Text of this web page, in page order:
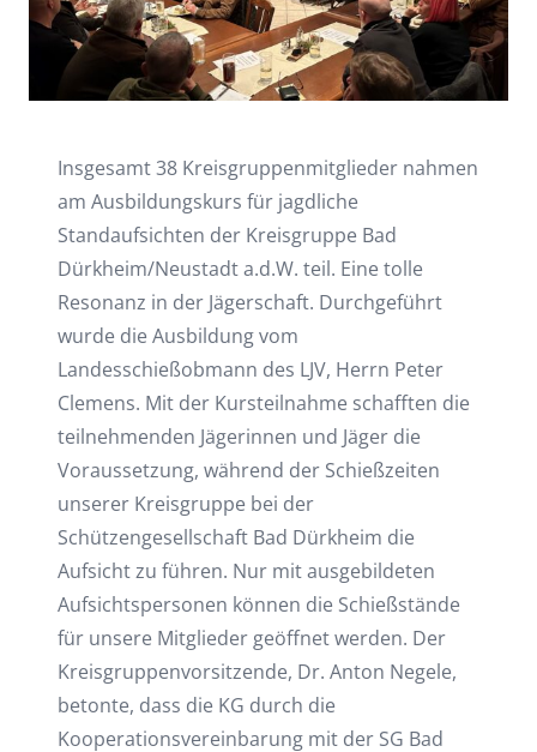
Insgesamt 38 Kreisgruppenmitglieder nahmen
am Ausbildungskurs für jagdliche
Standaufsichten der Kreisgruppe Bad
Dürkheim/Neustadt a.d.W. teil. Eine tolle
Resonanz in der Jägerschaft. Durchgeführt
wurde die Ausbildung vom
Landesschießobmann des LJV, Herrn Peter
Clemens. Mit der Kursteilnahme schafften die
teilnehmenden Jägerinnen und Jäger die
Voraussetzung, während der Schießzeiten
unserer Kreisgruppe bei der
Schützengesellschaft Bad Dürkheim die
Aufsicht zu führen. Nur mit ausgebildeten
Aufsichtspersonen können die Schießstände
für unsere Mitglieder geöffnet werden. Der
Kreisgruppenvorsitzende, Dr. Anton Negele,
betonte, dass die KG durch die
Kooperationsvereinbarung mit der SG Bad